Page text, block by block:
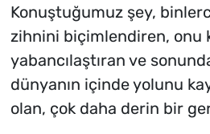
Konuştuğumuz şey,
zihnini biçimlendiren, onu
yabancılaştıran ve
dünyanın içinde yolunu
olan, çok daha derin bir